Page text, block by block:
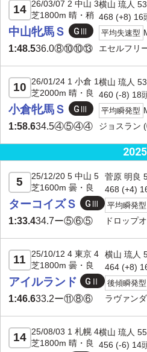
14 26/03/07 2 中山 3
芝1800m 晴・稍
中山牝馬Ｓ
1:48.536.0⑧⑩⑩⑬
横山 琉人
468 (+8) 16
平均失速型
エセルフリ
10
26/01/24 1 小倉 1
芝2000m 晴・良
小倉牝馬Ｓ
1:58.634.5④⑤④④
横山 琉人
460 (-8) 18
平均瞬発型
ジョスラン
2025
5
25/12/20 5 中山 5
芝1600m 曇・良
ターコイズＳ
1:33.434.7ー⑤⑥⑤
菅原 明良
468 (+4)
平均瞬発型
ドロップ
11
25/10/12 4 東京 4
芝1800m 曇・良
アイルランド
1:46.633.2ー⑪⑧⑥
横山 琉人
464 (+8)
後傾瞬発型
ラヴァンダ
14 25/08/03 1 札幌 4
芝1800m 晴・良
横山 琉人
456 (-6) 14